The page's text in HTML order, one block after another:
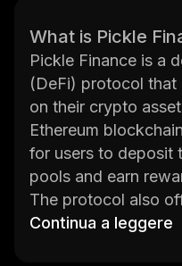
What is Pickle
Pickle Finance is a
(DeFi) protocol that
on their crypto
Ethereum
for users to deposit
pools and earn
The protocol also
maker (AMM) which
Continua a leggere